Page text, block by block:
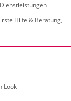
Hilfe & Beratung,
Look